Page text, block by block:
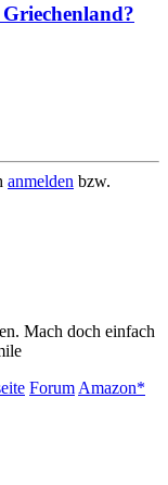
anmelden bzw.
Mach doch einfach
Forum Amazon*